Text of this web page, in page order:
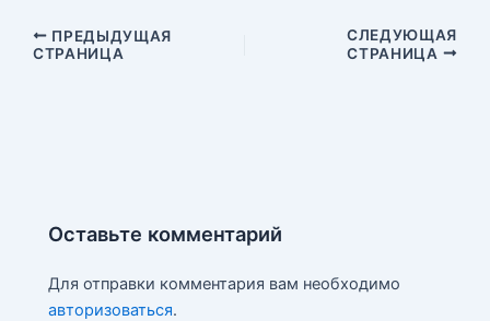
e
r
l
r
.
R
а
НавигацияПРЕДЫДУЩАЯ
СТРАНИЦА
СЛЕДУЮЩАЯ
СТРАНИЦА
Оставьте комментарий
Для отправки комментария вам необходимо
авторизоваться.